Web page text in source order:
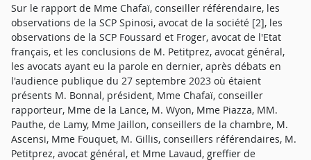
Sur le rapport de Mme Chafaï, conseiller référendaire, les
observations de la SCP Spinosi, avocat de la société [2], les
observations de la SCP Foussard et Froger, avocat de l'Etat
français, et les conclusions de M. Petitprez, avocat général,
les avocats ayant eu la parole en dernier, après débats en
l'audience publique du 27 septembre 2023 où étaient
présents M. Bonnal, président, Mme Chafaï, conseiller
rapporteur, Mme de la Lance, M. Wyon, Mme Piazza, MM.
Pauthe, de Lamy, Mme Jaillon, conseillers de la chambre, M.
Ascensi, Mme Fouquet, M. Gillis, conseillers référendaires, M.
Petitprez, avocat général, et Mme Lavaud, greffier de